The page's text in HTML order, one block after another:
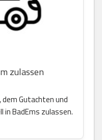
zulassen
Gutachten und
in BadEms zulassen.